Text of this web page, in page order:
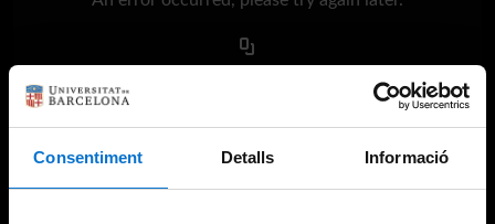
Consentiment Detalls Informació